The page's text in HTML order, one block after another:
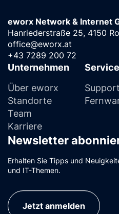
eworx Network & Internet
Hanriederstraße 25, 4150
office@eworx.at
+43 7289 200 72
Unternehmen
Über eworx
Standorte
Team
Karriere
Newsletter
Erhalten Sie Tipps und
und IT-Themen.
Jetzt anmelden